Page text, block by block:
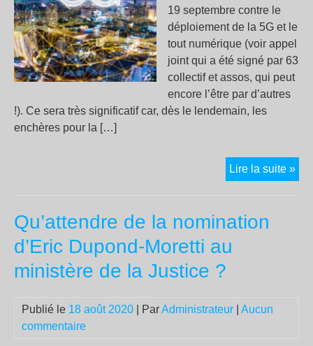
19 septembre contre le
déploiement de la 5G et le
tout numérique (voir appel
joint qui a été signé par 63
collectif et assos, qui peut
encore l’être par d’autres
!). Ce sera très significatif car, dès le lendemain, les
enchères pour la […]
Lire la suite »
à
Qu’attendre de la nomination
d’Eric Dupond-Moretti au
ministère de la Justice ?
Publié le 18 août 2020 | ParAdministrateur
Aucun
commentaire